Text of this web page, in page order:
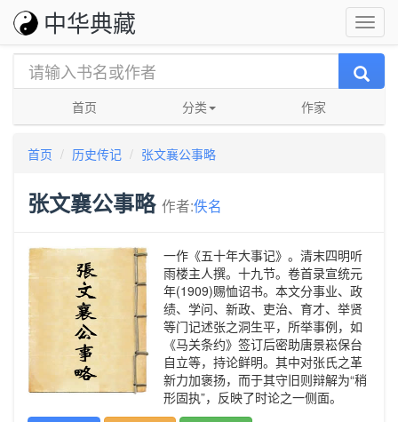
中华典藏
首页 分类 作家
首页 历史传记 张文襄公事略
张文襄公事略 作者:佚名
一作《五十年大事记》。清末四明听
雨楼主人撰。十九节。卷首录宣统元
年(1909)赐恤诏书。本文分事业、政
绩、学问、新政、吏治、育才、举贤
等门记述张之洞生平，所举事例，如
《马关条约》签订后密助唐景崧保台
自立等，持论鲜明。其中对张氏之革
新力加褒扬，而于其守旧则辩解为“稍
形固执”，反映了时论之一侧面。